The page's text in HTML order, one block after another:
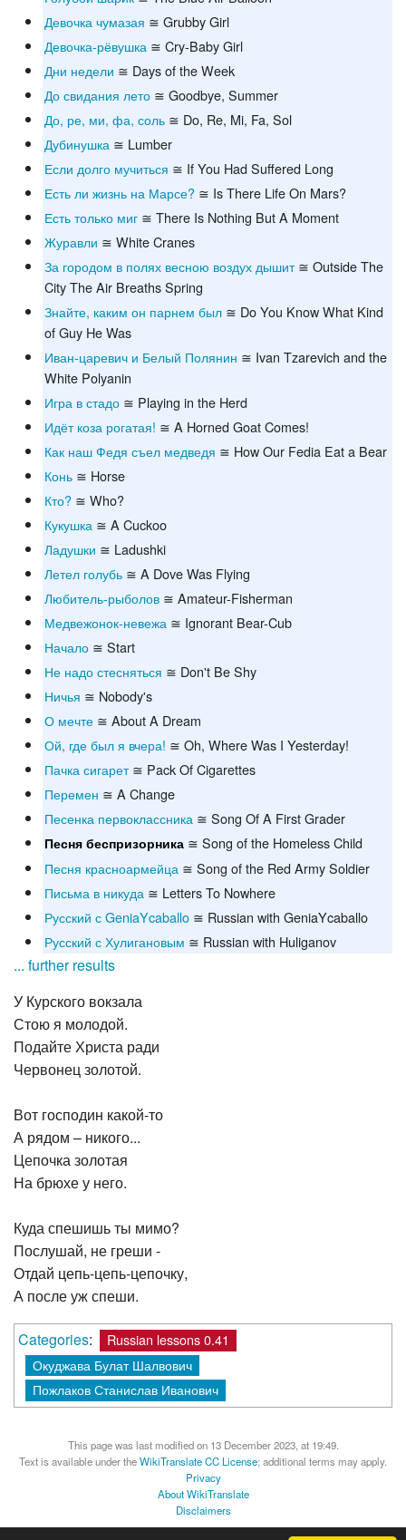
Девочка чумазая ≅ Grubby Girl
Девочка-рёвушка ≅ Cry-Baby Girl
Дни недели ≅ Days of the Week
До свидания лето ≅ Goodbye, Summer
До, ре, ми, фа, соль ≅ Do, Re, Mi, Fa, Sol
Дубинушка ≅ Lumber
Если долго мучиться ≅ If You Had Suffered Long
Есть ли жизнь на Марсе? ≅ Is There Life On Mars?
Есть только миг ≅ There Is Nothing But A Moment
Журавли ≅ White Cranes
За городом в полях весною воздух дышит≅ Outside The
City The Air Breaths Spring
Знайте, каким он парнем был ≅ Do You Know What Kind
of Guy He Was
Иван-царевич и Белый Полянин ≅ Ivan Tzarevich and the
White Polyanin
Игра в стадо ≅ Playing in the Herd
Идёт коза рогатая! ≅ A Horned Goat Comes!
Как наш Федя съел медведя ≅ How Our Fedia Eat a Bear
Конь ≅ Horse
Кто? ≅ Who?
Кукушка ≅ A Cuckoo
Ладушки ≅ Ladushki
Летел голубь ≅ A Dove Was Flying
Любитель-рыболов ≅ Amateur-Fisherman
Медвежонок-невежа ≅ Ignorant Bear-Cub
Начало ≅ Start
Не надо стесняться ≅ Don't Be Shy
Ничья ≅ Nobody's
О мечте ≅ About A Dream
Ой, где был я вчера! ≅ Oh, Where Was I Yesterday!
Пачка сигарет≅ Pack Of Cigarettes
Перемен ≅ A Change
Песенка первоклассника ≅ Song Of A First Grader
Песня беспризорника ≅ Song of the Homeless Child
Песня красноармейца ≅ Song of the Red Army Soldier
Письма в никуда ≅ Letters To Nowhere
Русский с GeniaYcaballo ≅ Russian with GeniaYcaballo
Русский с Хулигановым ≅ Russian with Huliganov
... further results
У Курского вокзала
Стою я молодой.
Подайте Христа ради
Червонец золотой.
Вот господин какой-то
А рядом – никого...
Цепочка золотая
На брюхе у него.
Куда спешишь ты мимо?
Послушай, не греши -
Отдай цепь-цепь-цепочку,
А после уж спеши.
Categories:
Russian lessons 0.41
Окуджава Булат Шалвович
Пожлаков Станислав Иванович
This page was last modified on 13 December 2023, at 19:49.
Text is available under theWikiTranslate CC License; additional terms may apply.
Privacy
About WikiTranslate
Disclaimers